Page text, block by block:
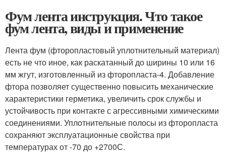
Фум лента инструкция. Что такое
фум лента, виды и применение
Лента фум (фторопластовый уплотнительный материал)
есть не что иное, как раскатанный до ширины 10 или 16
мм жгут, изготовленный из фторопласта-4. Добавление
фтора позволяет существенно повысить механические
характеристики герметика, увеличить срок службы и
устойчивость при контакте с агрессивными химическими
соединениями. Уплотнительные полосы из фторопласта
сохраняют эксплуатационные свойства при
температурах от -70 до +2700С.